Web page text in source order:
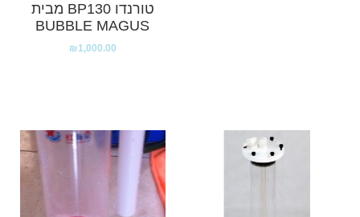
טורנדו BP130 מבית
BUBBLE MAGUS
₪1,000.00